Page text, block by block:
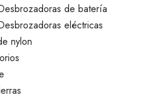
de batería
eléctricas
nylon